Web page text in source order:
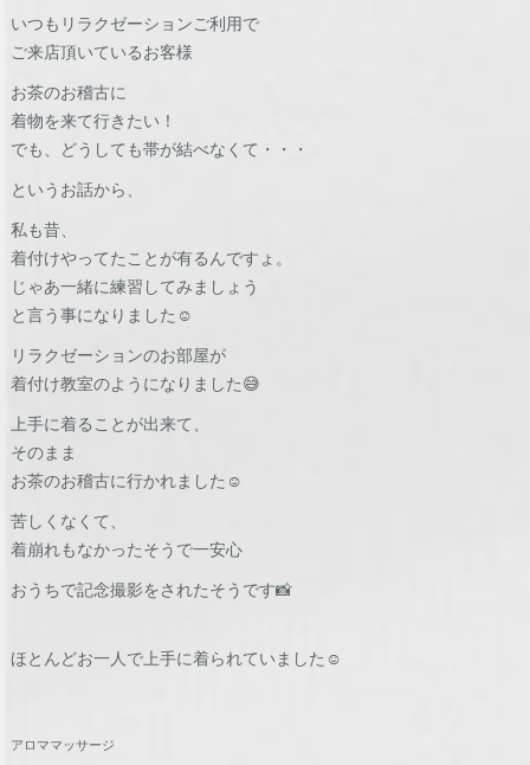
いつもリラクゼーションご利用で
ご来店頂いているお客様
お茶のお稽古に
着物を来て行きたい！
でも、どうしても帯が結べなくて・・・
というお話から、
私も昔、
着付けやってたことが有るんですょ。
じゃあ一緒に練習してみましょう
と言う事になりました☺️
リラクゼーションのお部屋が
着付け教室のようになりました😅
上手に着ることが出来て、
そのまま
お茶のお稽古に行かれました☺️
苦しくなくて、
着崩れもなかったそうで一安心
おうちで記念撮影をされたそうです📸
ほとんどお一人で上手に着られていました☺️
アロママッサージ